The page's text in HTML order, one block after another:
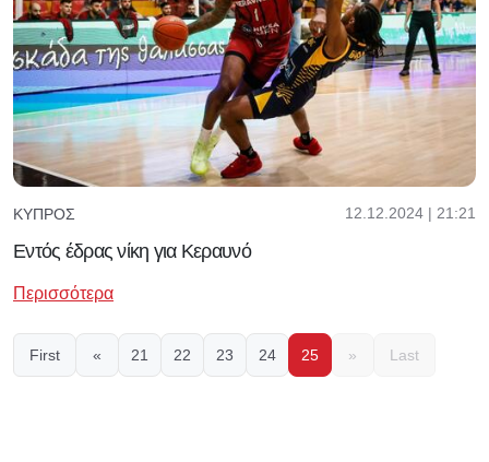
ΚΎΠΡΟΣ 12.12.2024 | 21:21
Εντός έδρας νίκη για Κεραυνό
Περισσότερα
First « 21 22 23 24 25 » Last